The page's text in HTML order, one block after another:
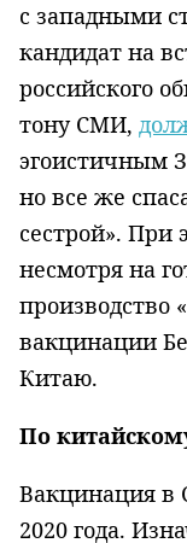
с западными
кандидат на
российского
тону СМИ,
эгоистичным
но все же
сестрой». При
несмотря на
производство
вакцинации
Китаю.
По
Вакцинация в
2020 года.